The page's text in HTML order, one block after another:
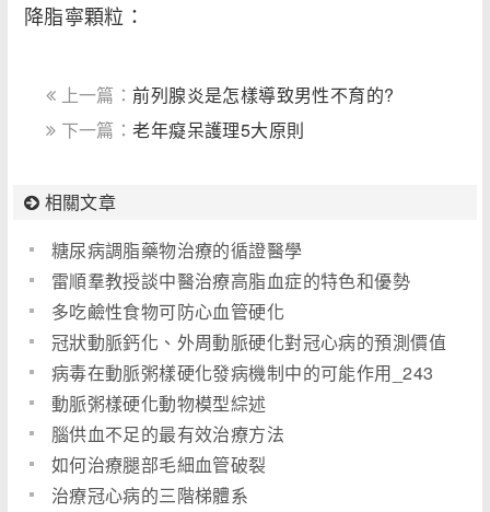
降脂寧顆粒：
上一篇：前列腺炎是怎樣導致男性不育的?
下一篇：老年癡呆護理5大原則
相關文章
糖尿病調脂藥物治療的循證醫學
雷順羣教授談中醫治療高脂血症的特色和優勢
多吃鹼性食物可防心血管硬化
冠狀動脈鈣化、外周動脈硬化對冠心病的預測價值
_1131
病毒在動脈粥樣硬化發病機制中的可能作用_243
動脈粥樣硬化動物模型綜述
腦供血不足的最有效治療方法
如何治療腿部毛細血管破裂
治療冠心病的三階梯體系